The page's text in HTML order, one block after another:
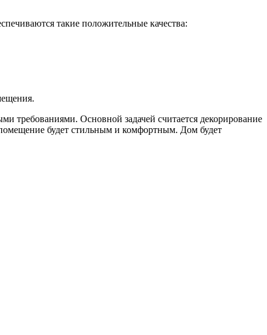
такие положительные качества:
требованиями. Основной задачей считается декорирование
будет стильным и комфортным. Дом будет